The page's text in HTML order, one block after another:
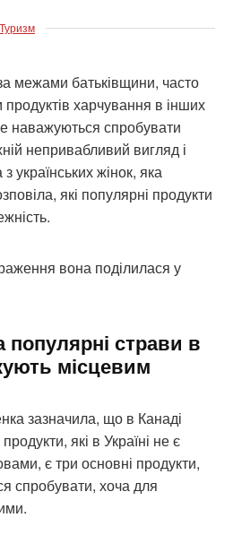
Туризм
межами батьківщини, часто
харчування в інших
наважуються спробувати
непривабливий вигляд і
українських жінок, яка
які популярні продукти
вона поділилася у
популярні страви в
місцевим
зазначила, що в Канаді
які в Україні не є
є три основні продукти,
спробувати, хоча для